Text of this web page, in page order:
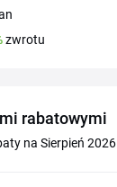
zwrotu
rabatowymi
na Sierpień 2026